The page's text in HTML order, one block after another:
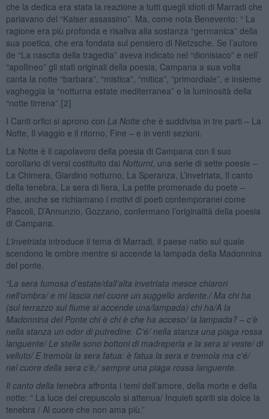
che la dedica era stata la reazione a tutti quegli idioti di Marradi che
parlavano del “Kaiser assassino”. Ma, come nota Benevento: “ La
ragione era più profonda e risaliva alla sostanza “germanica” della
sua poetica, che era fondata sul pensiero di Nietzsche. Se l’autore
de “La nascita della tragedia” aveva indicato nel “dionisiaco” e nell’
“apollineo” gli stati originali della poesia, Campana a sua volta
canta la notte “barbara”, “mistica”, “mitica”, “primordiale”, e insieme
vagheggia la “notturna estate mediterranea” e la luminosità della
“notte tirrena”. [2]
I Canti orfici si aprono con La Notte che è suddivisa in tre parti – La
Notte, Il viaggio e il ritorno, Fine – e in venti sezioni.
La Notte è il capolavoro della poesia di Campana con il suo
corollario di versi costituito dai Notturni, una serie di sette poesie –
La Chimera, Giardino notturno, La Speranza, L’invetriata, Il canto
della tenebra, La sera di fiera, La petite promenade du poete –
che, anche se richiamano i motivi di poeti contemporanei come
Pascoli, D’Annunzio, Gozzano, confermano l’originalità della poesia
di Campana.
L’invetriata introduce il tema di Marradi, il paese natio sul quale
scendono le ombre mentre si accende la lampada della Madonnina
del ponte.
“La sera fumosa d’estate/dall’alta invetriata mesce chiarori
nell’ombra/ e mi lascia nel cuore un suggello ardente./ Ma chi ha
(sul terrazzo sul fiume si accende una/lampada) chi ha/A la
Madonnina del Ponte chi è chi è che ha acceso/ la lampada? – c’è
nella stanza un odor di putredine. C’é/ nella stanza una piaga rossa
languente/ Le stelle sono bottoni di madreperla e la sera si veste/ di
velluto/ E tremola la sera fatua: è fatua la sera e tremola ma c’é/
nel cuore della sera c’è,/ sempre una piaga rossa languente.
Il canto della tenebra affronta i temi dell’amore, della morte e della
notte: “ La luce del crepuscolo si attenua/ Inquieti spiriti sia dolce la
tenebra / Al cuore che non ama più.”